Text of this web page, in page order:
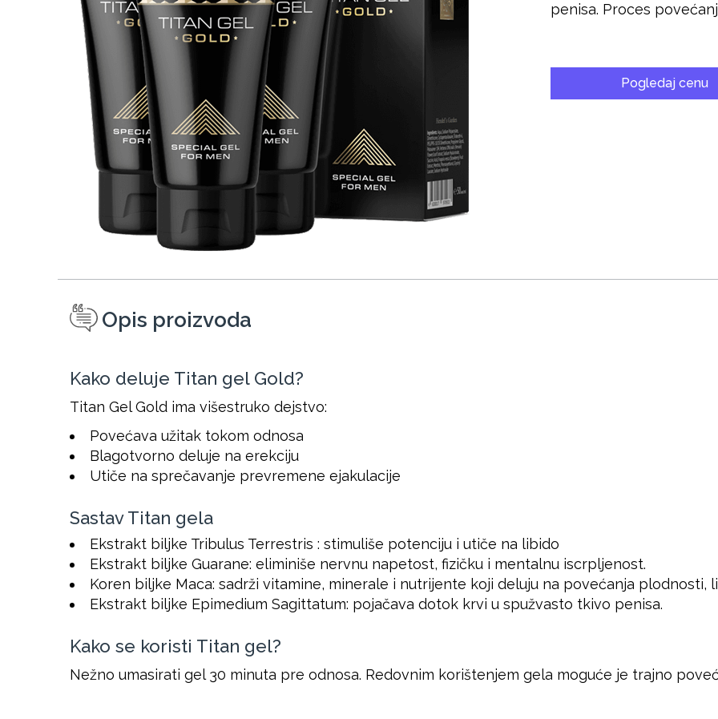
penisa. Proces
Pogledaj cenu
Opis proizvoda
Kako deluje Titan gel Gold?
Titan Gel Gold ima višestruko dejstvo:
Povećava užitak tokom odnosa
Blagotvorno deluje na erekciju
Utiče na sprečavanje prevremene ejakulacije
Sastav Titan gela
Ekstrakt biljke Tribulus Terrestris : stimuliše potenciju i utiče na libido
Ekstrakt biljke Guarane: eliminiše nervnu napetost, fizičku i mentalnu iscrpljenost.
Koren biljke Maca: sadrži vitamine, minerale i nutrijente koji deluju na povećanja plodnosti,
Ekstrakt biljke Epimedium Sagittatum: pojačava dotok krvi u spužvasto tkivo penisa.
Kako se koristi Titan gel?
Nežno umasirati gel 30 minuta pre odnosa. Redovnim korištenjem gela moguće je trajno